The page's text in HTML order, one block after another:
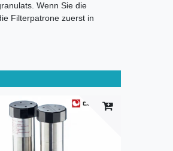
Wenn Sie die
Filterpatrone zuerst in